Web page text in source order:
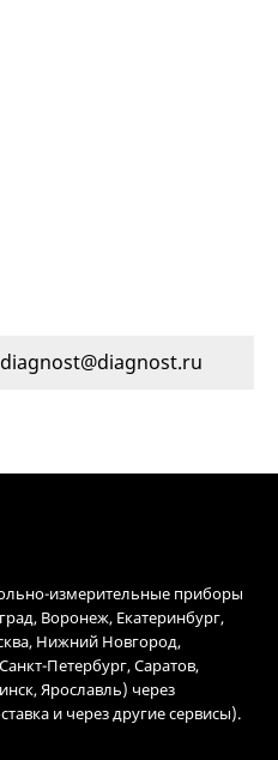
измерительные приборы
Воронеж, Екатеринбург,
Нижний Новгород,
Петербург, Саратов,
Ярославль) через
и через другие сервисы).